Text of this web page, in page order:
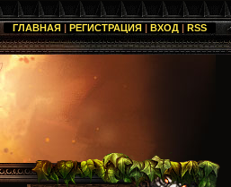
ГЛАВНАЯ | РЕГИСТРАЦИЯ | ВХОД | RSS